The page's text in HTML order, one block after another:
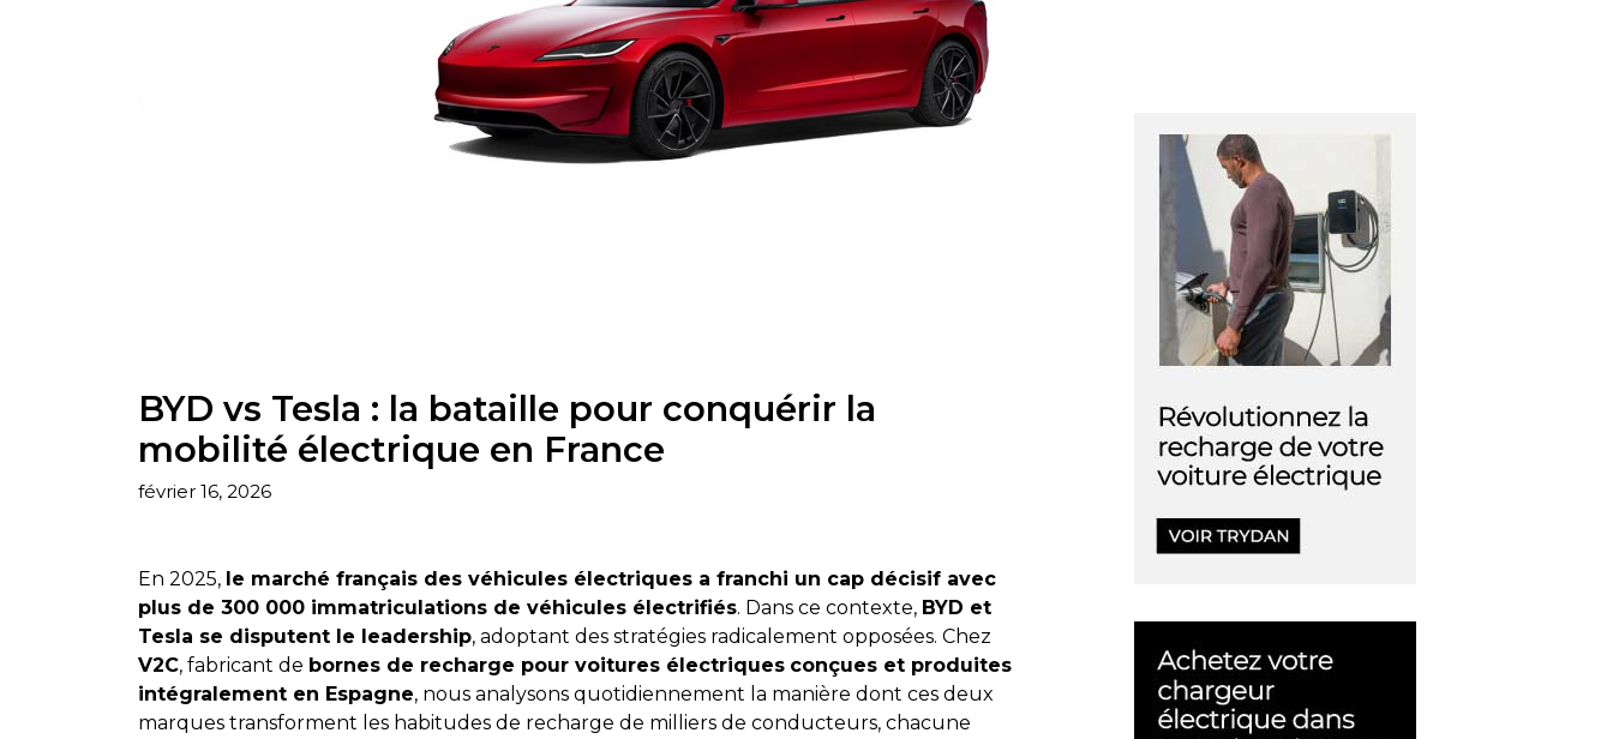
BYD vs Tesla : la bataille pour conquérir la
mobilité électrique en France
février 16, 2026
En 2025, le marché français des véhicules électriques a franchi un cap décisif avec
plus de 300 000 immatriculations de véhicules électrifiés. Dans ce contexte, BYD et
Tesla se disputent le leadership, adoptant des stratégies radicalement opposées. Chez
V2C, fabricant de bornes de recharge pour voitures électriques conçues et produites
intégralement en Espagne, nous analysons quotidiennement la manière dont ces deux
marques transforment les habitudes de recharge de milliers de conducteurs, chacune